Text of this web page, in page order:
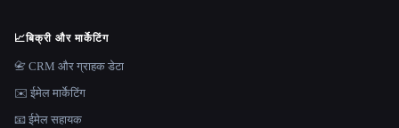
📈बिक्री और मार्केटिंग
📇 CRM और ग्राहक डेटा
✉️ ईमेल मार्केटिंग
📧 ईमेल सहायक